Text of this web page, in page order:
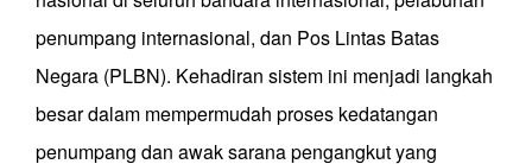
penumpang internasional, dan Pos Lintas Batas
Negara (PLBN). Kehadiran sistem ini menjadi langkah
besar dalam mempermudah proses kedatangan
penumpang dan awak sarana pengangkut yang